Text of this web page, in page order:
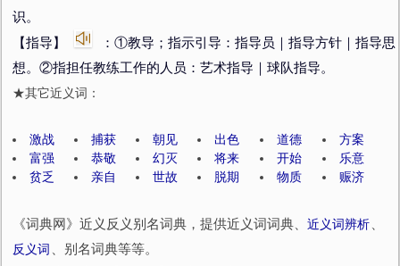
识。
【指导】
：①教导；指示引导：指导员｜指导方针｜指导思
想。②指担任教练工作的人员：艺术指导｜球队指导。
★其它近义词：
激战 捕获 朝见 出色 道德
方案
富强
恭敬 幻灭 将来 开始
乐意
贫乏
亲自 世故 脱期 物质 赈济
《词典网》近义反义别名词典，提供近义词词典、 近义词辨析
反义词
、别名词典等等。